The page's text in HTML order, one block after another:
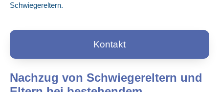
Schwiegereltern.
Kontakt
Nachzug von Schwiegereltern und